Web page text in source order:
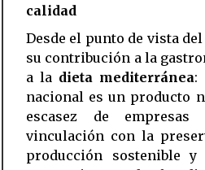
calidad
Desde el punto de vista
su contribución a la
a la dieta mediterránea:
nacional es un producto
escasez de
vinculación con la
producción sostenible